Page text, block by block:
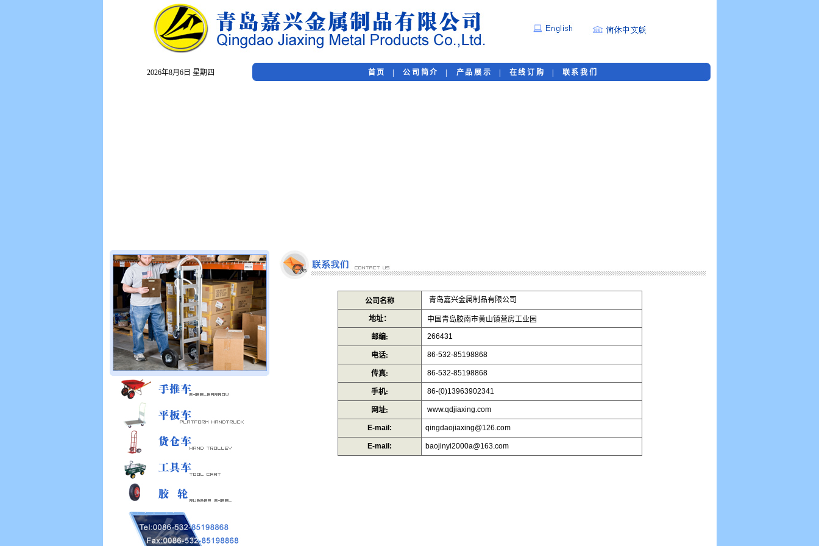
2026年8月6日 星期四 首页 |公司简介 产品展示 在线订购 联系我们
公司名称 青岛嘉兴金属制品有限公司
地址： 中国青岛胶南市黄山镇营房工业园
邮编: 266431
电话: 86-532-85198868
传真: 86-532-85198868
手机: 86-(0)13963902341
网址: www.qdjiaxing.com
E-mail: qingdaojiaxing@126.com
E-mail: baojinyi2000a@163.com